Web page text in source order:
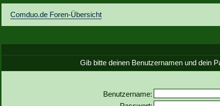
Comduo.de Foren-Übersicht
Gib bitte deinen Benutzernamen und dein
Benutzername: